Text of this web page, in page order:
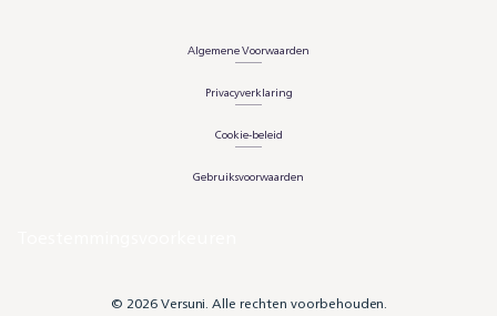
Algemene Voorwaarden
Privacyverklaring
Cookie-beleid
Gebruiksvoorwaarden
© 2026 Versuni. Alle rechten voorbehouden.